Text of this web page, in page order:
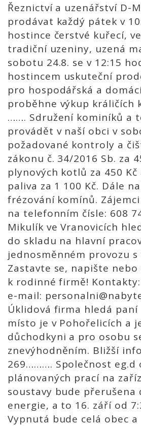
Řeznictví a uzenářství D-
prodávat každý pátek v
hostince čerstvé kuřecí,
tradiční uzeniny, uzená
sobotu 24.8. se v 12:15
hostincem uskuteční
pro hospodářská a
proběhne výkup králičích
……. Sdružení kominíků a
provádět v naší obci v
požadované kontroly a
zákonu č. 34/2016 Sb. za
plynových kotlů za 450
paliva za 1 100 Kč. Dále
frézování komínů.
na telefonním čísle: 608
Mikulík ve Vranovicích
do skladu na hlavní
jednosměnném provozu
Zastavte se, napište
k rodinné firmě!
e-mail:
Úklidová firma hledá
místo je v Pohořelicích a
důchodkyni a pro osobu
znevýhodněním. Bližší
269………. Společnost eg.d
plánovaných prací na
soustavy bude přerušena
energie, a to 16. září od
Vypnutá bude celá obec a